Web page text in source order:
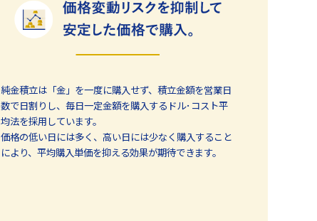
純金積立は「金」を一度に購入せず、積立金額を営業日
数で日割りし、毎日一定金額を購入するドル･コスト平
均法を採用しています。
価格の低い日には多く、高い日には少なく購入すること
により、平均購入単価を抑える効果が期待できます。